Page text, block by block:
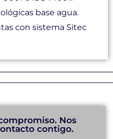
base agua.
con sistema Sitec
Nos
contigo.